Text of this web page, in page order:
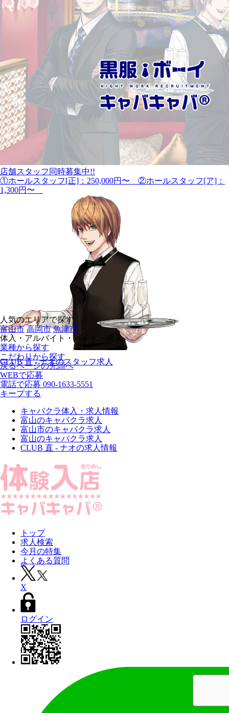
店舗スタッフ同時募集中!!
①ホールスタッフ[正]：250,000円〜 ②ホールスタッフ[ア]：
1,300円〜
CLUB 直 - ナオのスタッフ求人
人気のエリアで探す
富山市 高岡市 魚津市
体入・アルバイト・バイト・求人
業種から探す
こだわりから探す
戻るページの先頭へ
WEBで応募
電話で応募 090-1633-5551
キープする
キャバクラ体入・求人情報
富山のキャバクラ求人
富山市のキャバクラ求人
富山のキャバクラ求人
CLUB 直 - ナオの求人情報
トップ
求人検索
今月の特集
よくある質問
X
ログイン